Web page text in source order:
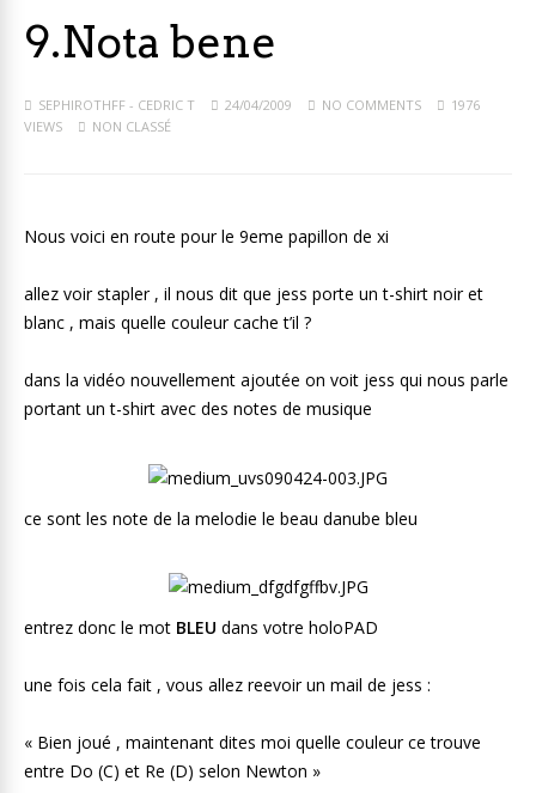
9.Nota bene
SEPHIROTHFF - CEDRIC T 24/04/2009 NO COMMENTS
1976
VIEWS
NON CLASSÉ
Nous voici en route pour le 9eme papillon de xi
allez voir stapler , il nous dit que jess porte un t-shirt noir et
blanc , mais quelle couleur cache t’il ?
dans la vidéo nouvellement ajoutée on voit jess qui nous parle
portant un t-shirt avec des notes de musique
ce sont les note de la melodie le beau danube bleu
entrez donc le mot BLEU dans votre holoPAD
une fois cela fait , vous allez reevoir un mail de jess :
« Bien joué , maintenant dites moi quelle couleur ce trouve
entre Do (C) et Re (D) selon Newton »